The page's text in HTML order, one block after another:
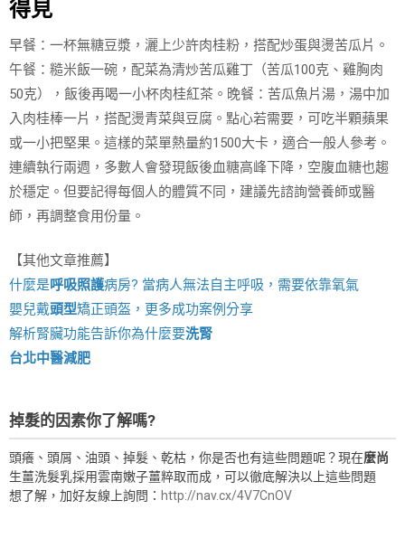
得見
早餐：一杯無糖豆漿，灑上少許肉桂粉，搭配炒蛋與燙苦瓜片。
午餐：糙米飯一碗，配菜為清炒苦瓜雞丁（苦瓜100克、雞胸肉
50克），飯後再喝一小杯肉桂紅茶。晚餐：苦瓜魚片湯，湯中加
入肉桂棒一片，搭配燙青菜與豆腐。點心若需要，可吃半顆蘋果
或一小把堅果。這樣的菜單熱量約1500大卡，適合一般人參考。
連續執行兩週，多數人會發現飯後血糖高峰下降，空腹血糖也趨
於穩定。但要記得每個人的體質不同，建議先諮詢營養師或醫
師，再調整食用份量。
【其他文章推薦】
什麼是呼吸照護病房? 當病人無法自主呼吸，需要依靠氧氣
嬰兒戴頭型矯正頭盔，更多成功案例分享
解析腎臟功能告訴你為什麼要洗腎
台北中醫減肥
掉髮的因素你了解嗎?
頭癢、頭屑、油頭、掉髮、乾枯，你是否也有這些問題呢？現在麼尚
生薑洗髮乳採用雲南嫩子薑粹取而成，可以徹底解決以上這些問題
想了解，加好友線上詢問： http://nav.cx/4V7CnOV